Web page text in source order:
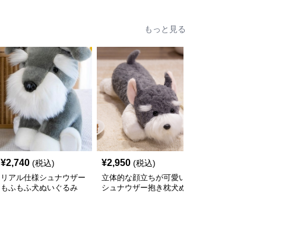
もっと見る
¥2,740 (税込)
リアル仕様シュナウザー
もふもふ犬ぬいぐるみ
¥2,950 (税込)
立体的な顔立ちが可愛い
シュナウザー抱き枕犬ぬ